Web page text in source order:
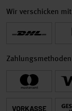
Wir verschicken mit
Zahlungsmethoden